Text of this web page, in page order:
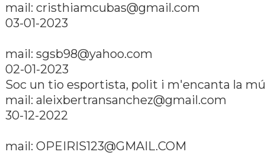
mail: cristhiamcubas@gmail.com
03-01-2023
mail: sgsb98@yahoo.com
02-01-2023
Soc un tio esportista, polit i m'encanta la
mail: aleixbertransanchez@gmail.com
30-12-2022
mail: OPEIRIS123@GMAIL.COM